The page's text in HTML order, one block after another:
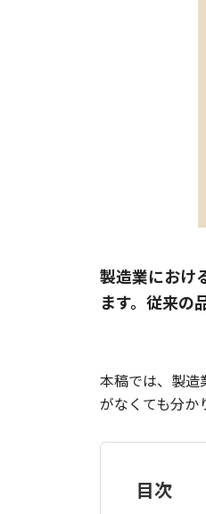
製造業におけ
ます。従来の
本稿では、製造
がなくても分か
目次